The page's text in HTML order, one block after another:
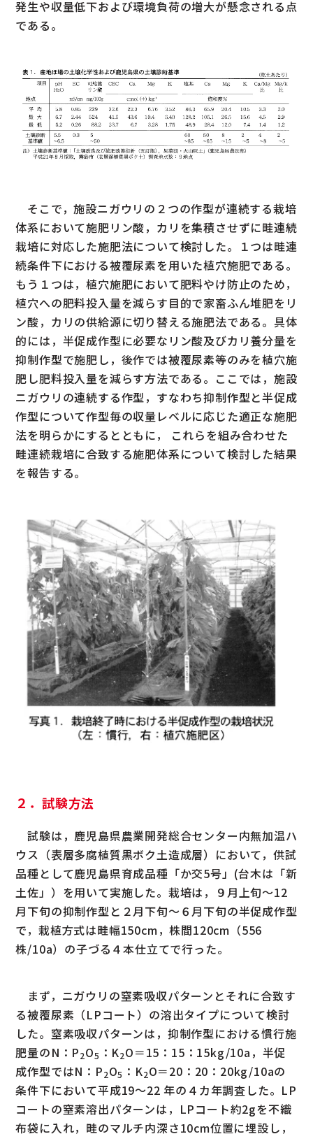
発生や収量低下および環境負荷の増大が懸念される点
である。
そこで，施設ニガウリの２つの作型が連続する栽培
体系において施肥リン酸，カリを集積させずに畦連続
栽培に対応した施肥法について検討した。１つは畦連
続条件下における被覆尿素を用いた植穴施肥である。
もう１つは，植穴施肥において肥料やけ防止のため，
植穴への肥料投入量を減らす目的で家畜ふん堆肥をリ
ン酸，カリの供給源に切り替える施肥法である。具体
的には，半促成作型に必要なリン酸及びカリ養分量を
抑制作型で施肥し，後作では被覆尿素等のみを植穴施
肥し肥料投入量を減らす方法である。ここでは，施設
ニガウリの連続する作型，すなわち抑制作型と半促成
作型について作型毎の収量レベルに応じた適正な施肥
法を明らかにするとともに， これらを組み合わせた
畦連続栽培に合致する施肥体系について検討した結果
を報告する。
２．試験方法
試験は，鹿児島県農業開発総合センター内無加温ハ
ウス（表層多腐植質黒ボク土造成層）において，供試
品種として鹿児島県育成品種「か交5号」(台木は「新
土佐」）を用いて実施した。栽培は，９月上旬～12
月下旬の抑制作型と２月下旬～６月下旬の半促成作型
で，栽植方式は畦幅150cm，株間120cm（556
株/10a）の子づる４本仕立てで行った。
まず，ニガウリの窒素吸収パターンとそれに合致す
る被覆尿素（LPコート）の溶出タイプについて検討
した。窒素吸収パターンは，抑制作型における慣行施
肥量のN：P2O5 ：K2O＝15：15：15kg/10a，半促
成作型ではN：P2O5 ：K2O＝20：20：20kg/10aの
条件下において平成19～22 年の４カ年調査した。LP
コートの窒素溶出パターンは，LPコート約2gを不織
布袋に入れ，畦のマルチ内深さ10cm位置に埋設し，